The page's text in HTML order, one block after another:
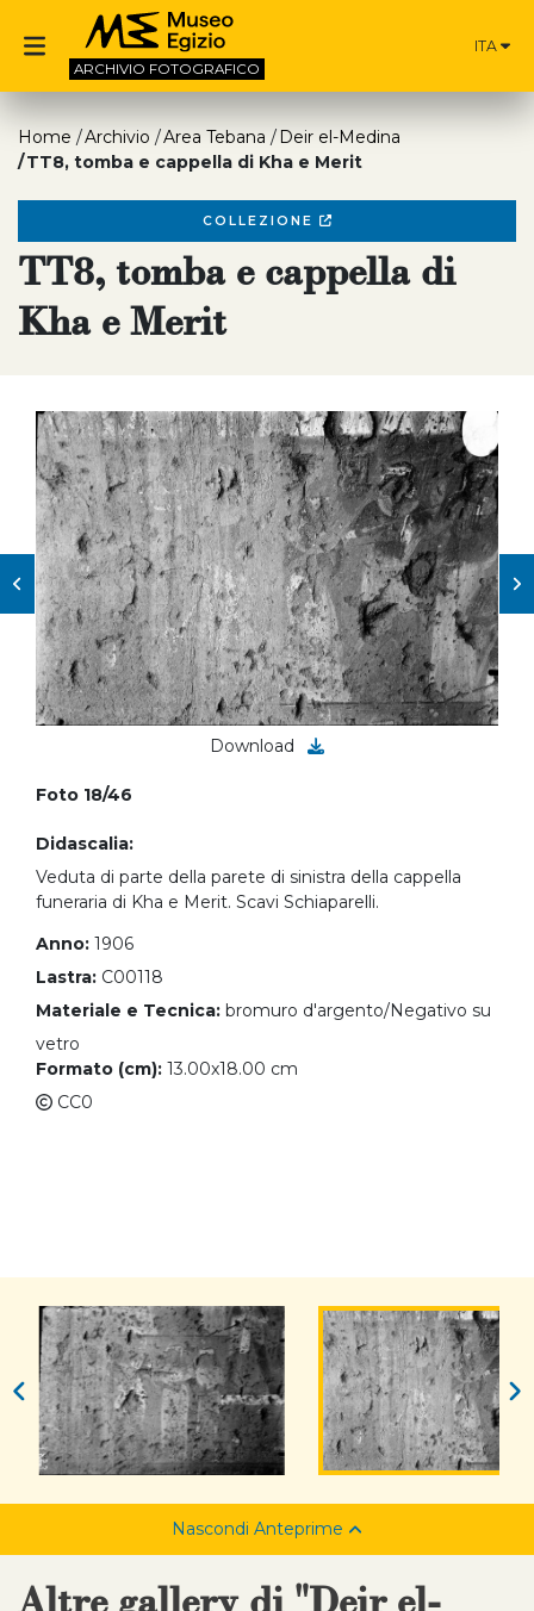
ARCHIVIO FOTOGRAFICO
ITA
Home Archivio Area Tebana
Deir el-Medina
TT8, tomba e cappella di Kha e Merit
COLLEZIONE
TT8, tomba e cappella di
Kha e Merit
Download
Foto 18/46
Didascalia:
Veduta di parte della parete di sinistra della cappella
funeraria di Kha e Merit. Scavi Schiaparelli.
Anno: 1906
Lastra: C00118
Materiale e Tecnica: bromuro d'argento/Negativo su
vetro
Formato (cm): 13.00x18.00 cm
CC0
Nascondi Anteprime